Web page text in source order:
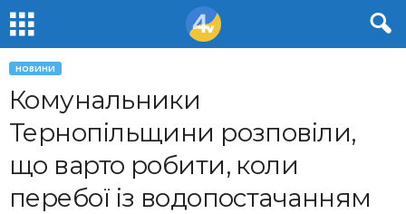
НОВИНИ
Комунальники
Тернопільщини розповіли,
що варто робити, коли
перебої із водопостачанням